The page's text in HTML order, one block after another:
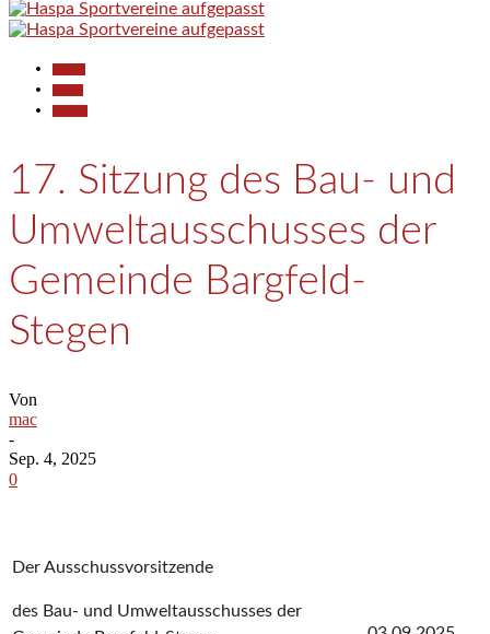
17. Sitzung des Bau- und
Umweltausschusses der
Gemeinde Bargfeld-
Stegen
Von
mac
-
Sep. 4, 2025
0
Der Ausschussvorsitzende
des Bau- und Umweltausschusses der